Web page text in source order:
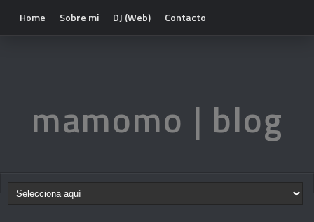
Home Sobre mi DJ (Web) Contacto
mamomo | blog